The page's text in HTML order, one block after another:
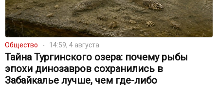
Общество 14:59, 4 августа
Тайна Тургинского озера: почему рыбы
эпохи динозавров сохранились в
Забайкалье лучше, чем где-либо